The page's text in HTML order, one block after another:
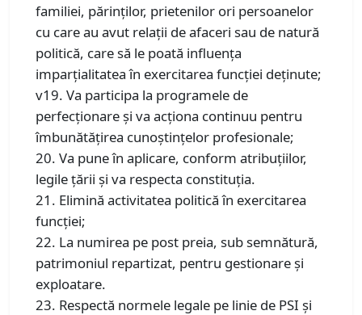
familiei, părinţilor, prietenilor ori persoanelor
cu care au avut relaţii de afaceri sau de natură
politică, care să le poată influenţa
imparţialitatea în exercitarea funcţiei deţinute;
v19. Va participa la programele de
perfecţionare şi va acţiona continuu pentru
îmbunătăţirea cunoştinţelor profesionale;
20. Va pune în aplicare, conform atribuţiilor,
legile ţării şi va respecta constituţia.
21. Elimină activitatea politică în exercitarea
funcţiei;
22. La numirea pe post preia, sub semnătură,
patrimoniul repartizat, pentru gestionare şi
exploatare.
23. Respectă normele legale pe linie de PSI şi